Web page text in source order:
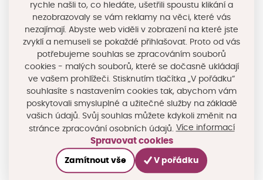
Trutnově, Jičíně, Dvoře Králové nad Labem, Hořicích,
Vysoké nad Labem, Bělči nad Orlicí, Blešně, Lánově a
výše zmíněném Vrchlabí a Rychnově nad Kněžnou.
Osm z nich zažádalo a obdrželo dotaci již v pilotním
programu dotačního programu, který byl spuštěn
začátkem tohoto roku.
O rozjezd sdílené cyklistiky v kraji se významně
Nadační fond Škoda Auto, který před
několika lety inicioval úspěšné pilotní projekty ve
Rychnově nad Kněžnou.
rychle našli to, co hledáte, ušetřili spoustu klikání a
nezobrazovaly se vám reklamy na věci, které vás
nezajímají. Abyste web viděli v zobrazení na které jste
zvyklí a nemuseli se pokaždé přihlašovat. Proto od vás
potřebujeme souhlas se zpracováním souborů
cookies - malých souborů, které se dočasně ukládají
ve vašem prohlížeči. Stisknutím tlačítka „V pořádku“
souhlasíte s nastavením cookies tak, abychom vám
poskytovali smysluplné a užitečné služby na základě
vašich údajů. Svůj souhlas můžete kdykoli změnit na
stránce zpracování osobních údajů. Více informací
Spravovat cookies
Zamítnout vše V pořádku